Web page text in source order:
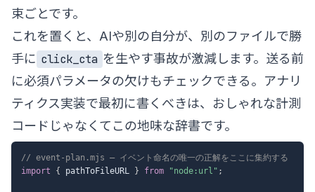
束ごとです。
これを置くと、AIや別の自分が、別のファイルで勝
手に click_cta を生やす事故が激減します。送る前
に必須パラメータの欠けもチェックできる。アナリ
ティクス実装で最初に書くべきは、おしゃれな計測
コードじゃなくてこの地味な辞書です。
// event-plan.mjs — イベント命名の唯一の正解をここに集約する
import
{ pathToFileURL } from "node:url" ;